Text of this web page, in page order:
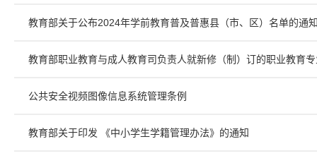
教育部关于公布2024年学前教育普及普惠县（市、区）名单的通
教育部职业教育与成人教育司负责人就新修（制）订的职业教育
公共安全视频图像信息系统管理条例
教育部关于印发 《中小学生学籍管理办法》的通知